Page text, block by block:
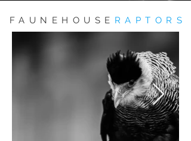
FAUNEHOUSE RAPTORS